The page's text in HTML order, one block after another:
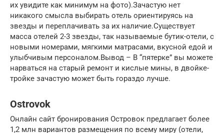
их увидите как минимум на фото).Зачастую нет
никакого смысла выбирать отель ориентируясь на
звезды и переплачивать за их наличие.Существует
масса отелей 2-3 звезды, так называемые бутик-отели, с
новыми номерами, мягкими матрасами, вкусной едой и
улыбчивым персоналом.Вывод – В “пятерке” вы можете
нарваться на старый ремонт и кислые мины, в двойке-
тройке зачастую может быть гораздо лучше.
Ostrovok
Онлайн сайт бронирования Островок предлагает более
1,2 млн вариантов размещения по всему миру (отели,